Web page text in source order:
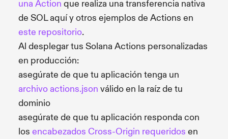
una Action que realiza una transferencia nativa
de SOL aquí y otros ejemplos de Actions en
este repositorio.
Al desplegar tus Solana Actions personalizadas
en producción:
asegúrate de que tu aplicación tenga un
archivo actions.json válido en la raíz de tu
dominio
asegúrate de que tu aplicación responda con
los encabezados Cross-Origin requeridos en